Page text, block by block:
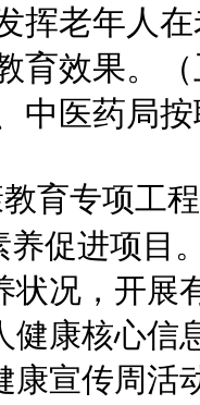
挥老年人
育效果。
中医药局
育专项工程
促进项目
状况，开展
健康核心信
康宣传周活